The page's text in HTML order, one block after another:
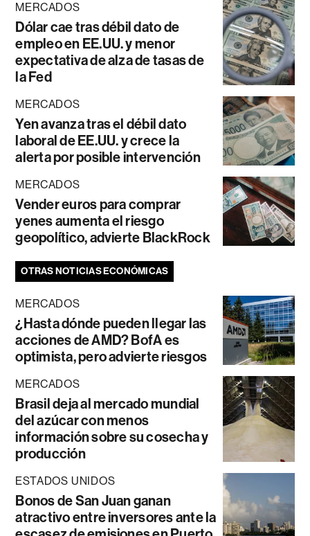
MERCADOS
Dólar cae tras débil dato de
empleo en EE.UU. y menor
expectativa de alza de tasas de
la Fed
MERCADOS
Yen avanza tras el débil dato
laboral de EE.UU. y crece la
alerta por posible intervención
MERCADOS
Vender euros para comprar
yenes aumenta el riesgo
geopolítico, advierte BlackRock
OTRAS NOTICIAS ECONÓMICAS
MERCADOS
¿Hasta dónde pueden llegar las
acciones de AMD? BofA es
optimista, pero advierte riesgos
MERCADOS
Brasil deja al mercado mundial
del azúcar con menos
información sobre su cosecha y
producción
ESTADOS UNIDOS
Bonos de San Juan ganan
atractivo entre inversores ante la